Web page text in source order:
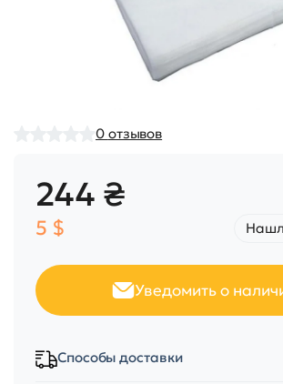
0 отзывов
244 ₴
5 $
Уведомить о
Способы доставки